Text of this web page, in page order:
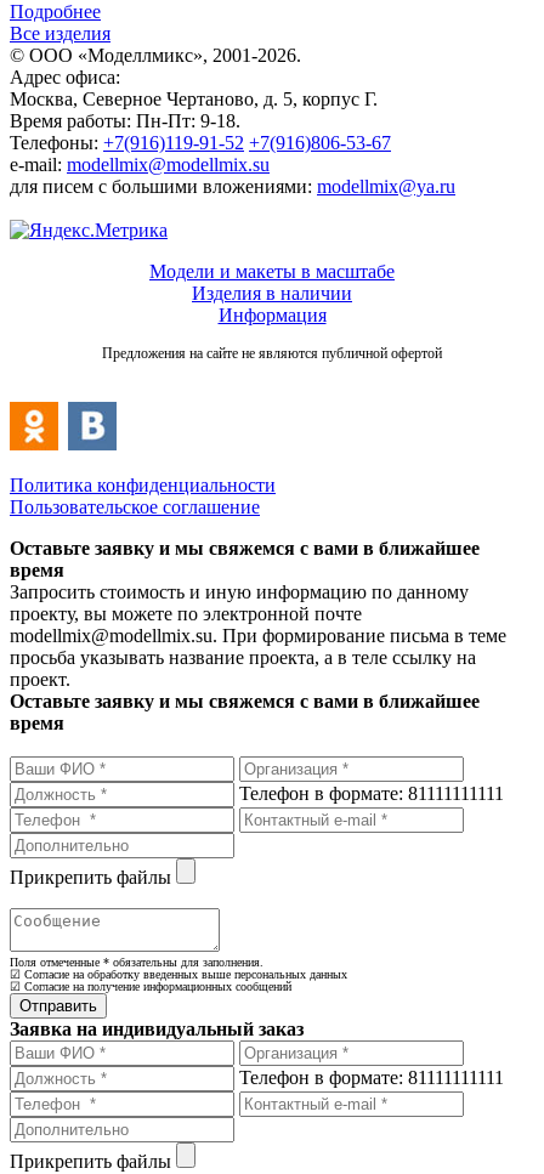
Подробнее
Все изделия
© ООО «Моделлмикс», 2001-2026.
Адрес офиса:
Москва, Северное Чертаново, д. 5, корпус Г.
Время работы: Пн-Пт: 9-18.
Телефоны: +7(916)119-91-52 +7(916)806-53-67
e-mail: modellmix@modellmix.su
для писем с большими вложениями: modellmix@ya.ru
Модели и макеты в масштабе
Изделия в наличии
Информация
Предложения на сайте не являются публичной офертой
Политика конфиденциальности
Пользовательское соглашение
Оставьте заявку и мы свяжемся с вами в ближайшее
время
Запросить стоимость и иную информацию по данному
проекту, вы можете по электронной почте
modellmix@modellmix.su. При формирование письма в теме
просьба указывать название проекта, а в теле ссылку на
проект.
Оставьте заявку и мы свяжемся с вами в ближайшее
время
Телефон в формате: 81111111111
Прикрепить файлы
Поля отмеченные * обязательны для заполнения.
☑ Согласие на обработку введенных выше персональных данных
☑ Согласие на получение информационных сообщений
Заявка на индивидуальный заказ
Телефон в формате: 81111111111
Прикрепить файлы